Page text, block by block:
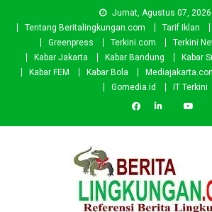
Jumat, Agustus 07, 2026
Tentang Beritalingkungan.com
Tarif Iklan
Greenpress
Terkini.com Terkini
Kabar Jakarta
Kabar Bandung Kabar
Kabar FEM
Kabar Bola
Gomedia.id
IT Terkini